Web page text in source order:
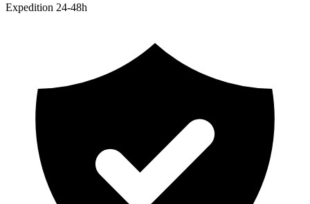
Expedition 24-48h